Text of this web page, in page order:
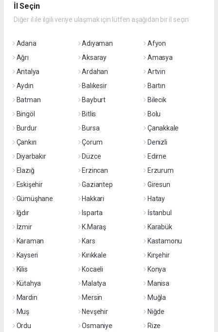
İl Seçin
Diğer il ile ilgili veriye ulaşmak için lütfen aşağıdan bir il seçin
Adana Adıyaman
Afyon
Ağrı
Aksaray
Amasya
Antalya
Ardahan
Artvin
Aydın
Balıkesir
Bartın
Batman
Bayburt
Bilecik
Bingöl
Bitlis
Bolu
Burdur
Bursa
Çanakkale
Çankırı
Çorum
Denizli
Diyarbakır
Düzce
Edirne
Elazığ
Erzincan
Erzurum
Eskişehir
Gaziantep
Giresun
Gümüşhane
Hakkari
Hatay
Iğdır
Isparta
İstanbul
İzmir
K.Maraş
Karabük
Karaman
Kars
Kastamonu
Kayseri
Kırıkkale
Kırşehir
Kilis
Kocaeli
Konya
Kütahya
Malatya
Manisa
Mardin
Mersin
Muğla
Muş
Nevşehir
Niğde
Ordu
Osmaniye Rize